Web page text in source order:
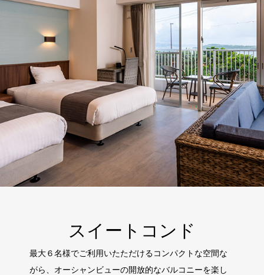
スイートコンド
最大６名様でご利用いたただけるコンパクトな空間な
がら、オーシャンビューの開放的なバルコニーを楽し